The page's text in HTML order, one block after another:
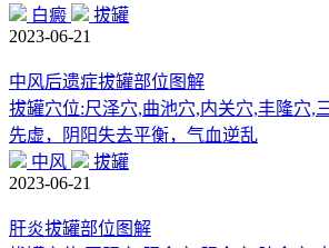
白癜
拔罐
2023-06-21
中风后遗症拔罐部位图解
拔罐穴位:尺泽穴,曲池穴,内关穴,丰隆穴,
先虚，阴阳失去平衡，气血逆乱
中风
拔罐
2023-06-21
肝炎拔罐部位图解